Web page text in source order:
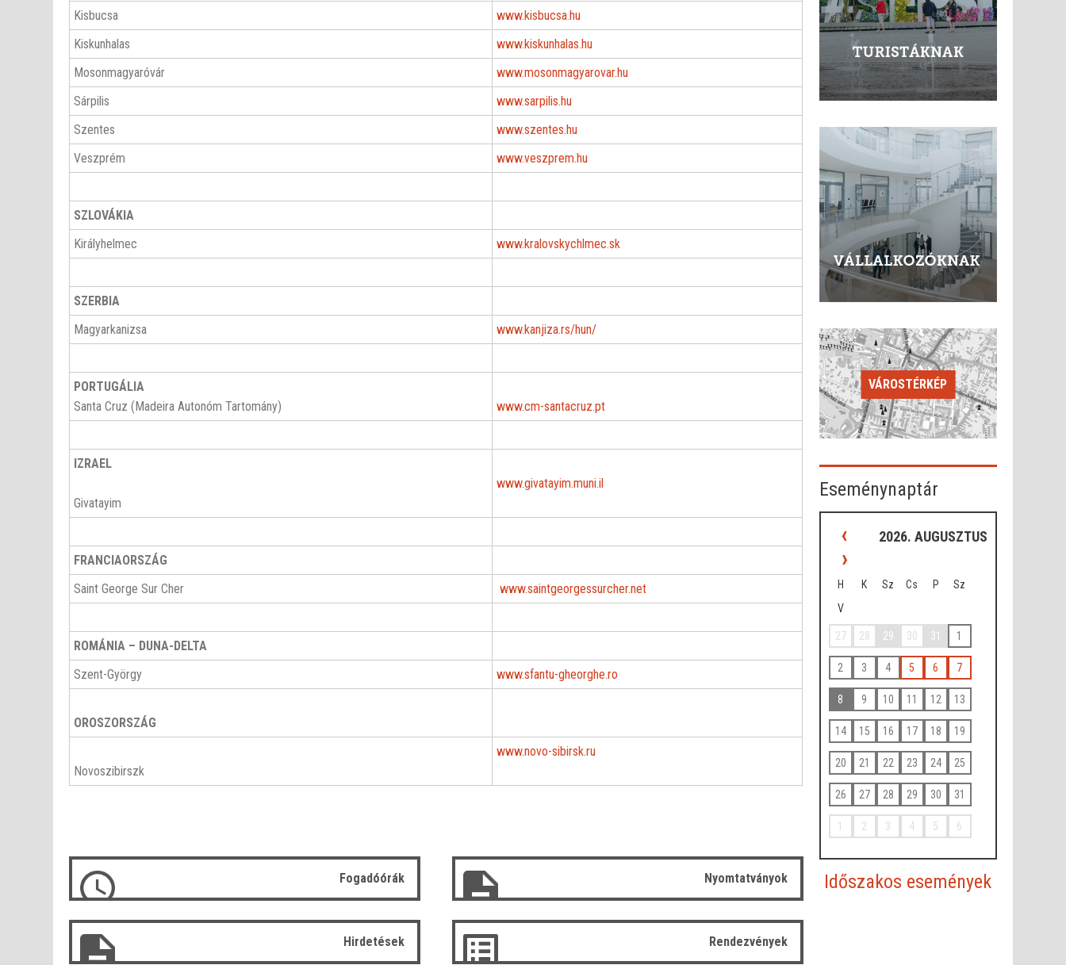
Kisbucsa
www.kisbucsa.hu
Kiskunhalas
www.kiskunhalas.hu
Mosonmagyaróvár
www.mosonmagyarovar.hu
Sárpilis
www.sarpilis.hu
Szentes
www.szentes.hu
Veszprém
www.veszprem.hu
SZLOVÁKIA
Királyhelmec
www.kralovskychlmec.sk
SZERBIA
Magyarkanizsa
www.kanjiza.rs/hun/
PORTUGÁLIA
Santa Cruz (Madeira Autonóm Tartomány)
www.cm-santacruz.pt
IZRAEL
Givatayim
www.givatayim.muni.il
FRANCIAORSZÁG
Saint George Sur Cher
www.saintgeorgessurcher.net
ROMÁNIA – DUNA-DELTA
Szent-György
www.sfantu-gheorghe.ro
OROSZORSZÁG
Novoszibirszk
www.novo-sibirsk.ru
Fogadóórák Nyomtatványok
Hirdetések Rendezvények
VÁROSTÉRKÉP
Eseménynaptár
‹ 2026. AUGUSZTUS
›
H K Sz Cs P
Sz
V
27 28 29 30 31 1
2 3 4 5 6 7
8 9 10 11 12 13
14 15 16 17 18 19
20 21 22 23 24 25
26 27 28 29 30 31
1 2 3 4 5 6
Időszakos események